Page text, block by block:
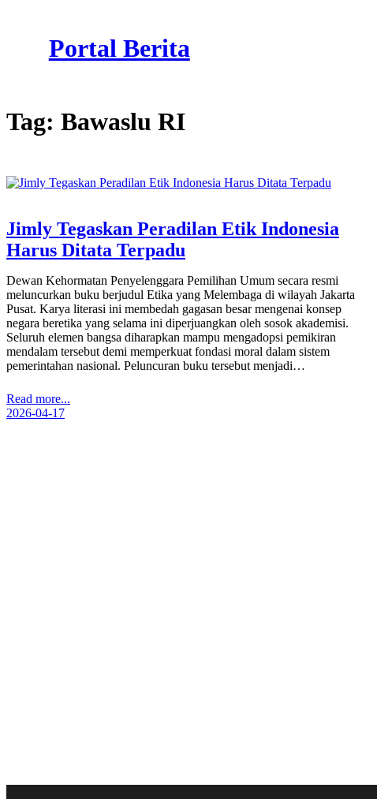
Portal Berita
Tag: Bawaslu RI
Jimly Tegaskan Peradilan Etik Indonesia
Harus Ditata Terpadu
Dewan Kehormatan Penyelenggara Pemilihan Umum secara resmi
meluncurkan buku berjudul Etika yang Melembaga di wilayah Jakarta
Pusat. Karya literasi ini membedah gagasan besar mengenai konsep
negara beretika yang selama ini diperjuangkan oleh sosok akademisi.
Seluruh elemen bangsa diharapkan mampu mengadopsi pemikiran
mendalam tersebut demi memperkuat fondasi moral dalam sistem
pemerintahan nasional. Peluncuran buku tersebut menjadi…
Read more...
2026-04-17